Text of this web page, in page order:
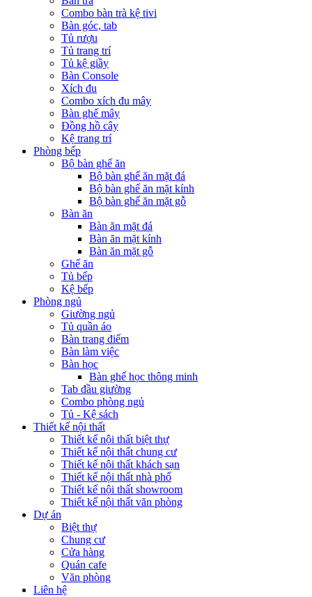
Combo bàn trà kệ tivi
Bàn góc, tab
Tủ rượu
Tủ trang trí
Tủ kệ giầy
Bàn Console
Xích đu
Combo xích đu mây
Bàn ghế mây
Đồng hồ cây
Kệ trang trí
Phòng bếp
Bộ bàn ghế ăn
Bộ bàn ghế ăn mặt đá
Bộ bàn ghế ăn mặt kính
Bộ bàn ghế ăn mặt gỗ
Bàn ăn
Bàn ăn mặt đá
Bàn ăn mặt kính
Bàn ăn mặt gỗ
Ghế ăn
Tủ bếp
Kệ bếp
Phòng ngủ
Giường ngủ
Tủ quần áo
Bàn trang điểm
Bàn làm việc
Bàn học
Bàn ghế học thông minh
Tab đầu giường
Combo phòng ngủ
Tủ - Kệ sách
Thiết kế nội thất
Thiết kế nội thất biệt thự
Thiết kế nội thất chung cư
Thiết kế nội thất khách sạn
Thiết kế nội thất nhà phố
Thiết kế nội thất showroom
Thiết kế nội thất văn phòng
Dự án
Biệt thự
Chung cư
Cửa hàng
Quán cafe
Văn phòng
Liên hệ